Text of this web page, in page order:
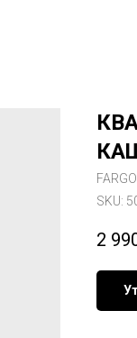
FARGO
SKU:
2